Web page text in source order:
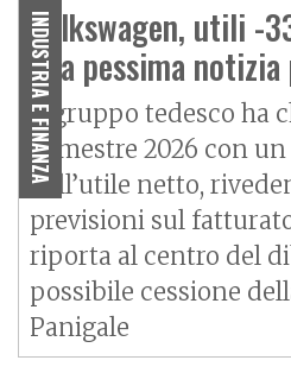
INDUSTRIA E FINANZA
Volkswagen, utili -
una pessima
Il gruppo tedesco ha
trimestre 2026 con
dell’utile netto,
previsioni sul
riporta al centro del
possibile cessione
Panigale